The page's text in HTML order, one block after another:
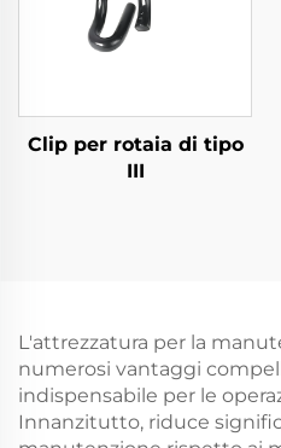
Clip per rotaia di tipo
III
L'attrezzatura per la
numerosi vantaggi
indispensabile per le
Innanzitutto, riduce